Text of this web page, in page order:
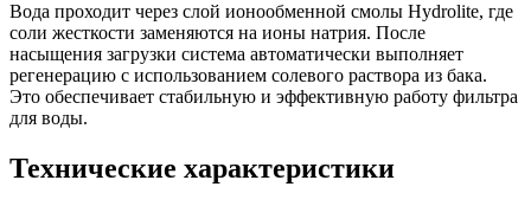
Вода проходит через слой ионообменной смолы Hydrolite, где
соли жесткости заменяются на ионы натрия. После
насыщения загрузки система автоматически выполняет
регенерацию с использованием солевого раствора из бака.
Это обеспечивает стабильную и эффективную работу фильтра
для воды.
Технические характеристики